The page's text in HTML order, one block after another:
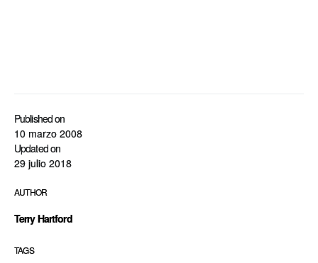
Published on
10 marzo 2008
Updated on
29 julio 2018
AUTHOR
Terry Hartford
TAGS